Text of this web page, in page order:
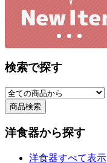
検索で探す
洋食器から探す
洋食器すべて表示